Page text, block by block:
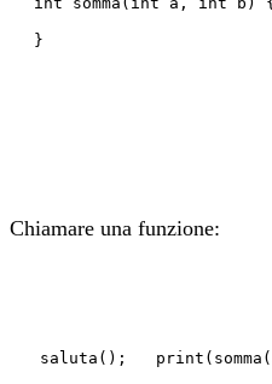
}
Chiamare una funzione:
saluta();